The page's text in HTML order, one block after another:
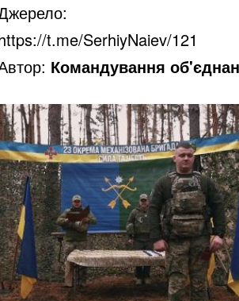
t.me/SerhiyNaiev/121
Командування